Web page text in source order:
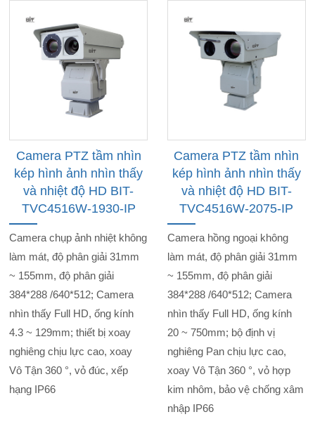
Camera PTZ tầm nhìn
kép hình ảnh nhìn thấy
và nhiệt độ HD BIT-
TVC4516W-1930-IP
Camera chụp ảnh nhiệt không
làm mát, độ phân giải 31mm
~ 155mm, độ phân giải
384*288 /640*512; Camera
nhìn thấy Full HD, ống kính
4.3 ~ 129mm; thiết bị xoay
nghiêng chịu lực cao, xoay
Vô Tận 360 °, vỏ đúc, xếp
hạng IP66
Camera PTZ tầm nhìn
kép hình ảnh nhìn thấy
và nhiệt độ HD BIT-
TVC4516W-2075-IP
Camera hồng ngoại không
làm mát, độ phân giải 31mm
~ 155mm, độ phân giải
384*288 /640*512; Camera
nhìn thấy Full HD, ống kính
20 ~ 750mm; bộ định vị
nghiêng Pan chịu lực cao,
xoay Vô Tận 360 °, vỏ hợp
kim nhôm, bảo vệ chống xâm
nhập IP66